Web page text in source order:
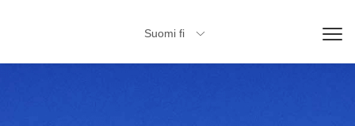
Suomi fi 